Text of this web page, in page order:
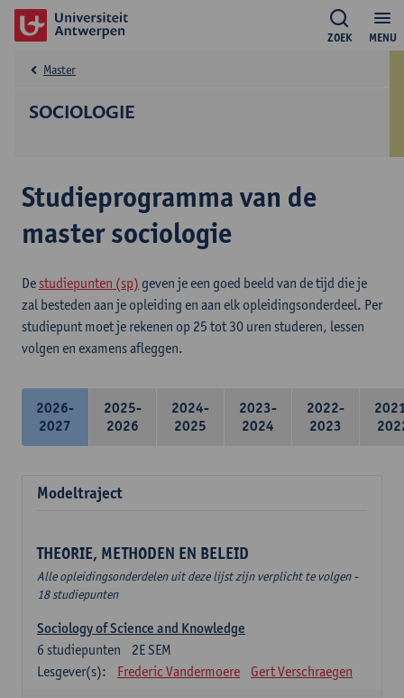
MENU
ZOEK
SOCIOLOGIE
Master
Studieprogramma van de
master sociologie
De studiepunten (sp) geven je een goed beeld van de tijd die je
zal besteden aan je opleiding en aan elk opleidingsonderdeel. Per
studiepunt moet je rekenen op 25 tot 30 uren studeren, lessen
volgen en examens afleggen.
2026-
2027
2025-
2026
2024-
2025
2023-
2024
2022-
2023
Modeltraject
THEORIE, METHODEN EN BELEID
Alle opleidingsonderdelen uit deze lijst zijn verplicht te volgen -
18 studiepunten
Sociology of Science and Knowledge
2E SEM
6 studiepunten
Lesgever(s):
Frederic Vandermoere Gert Verschraegen